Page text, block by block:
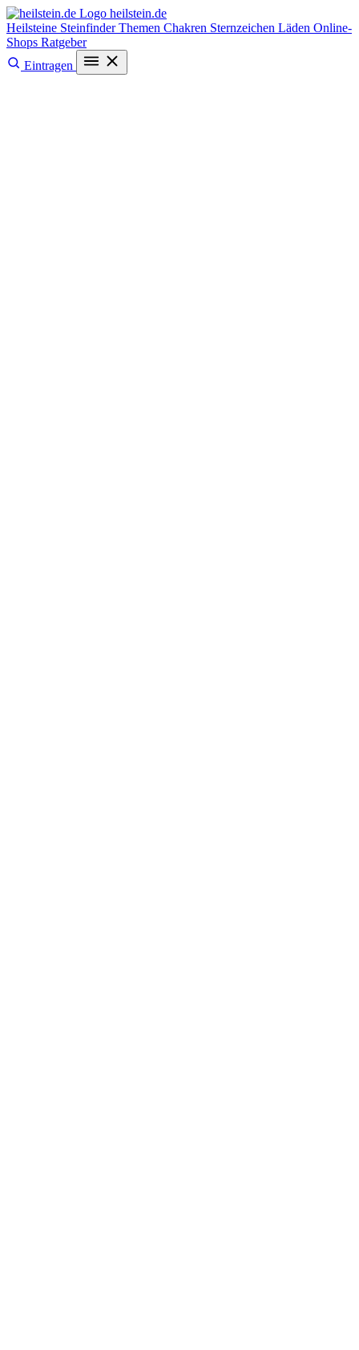
heilstein.de
Heilsteine SteinfinderThemen Chakren Sternzeichen Läden Online-
Shops Ratgeber
Eintragen